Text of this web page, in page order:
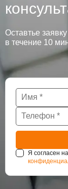
Оставтье
в течение 10
Я согласен